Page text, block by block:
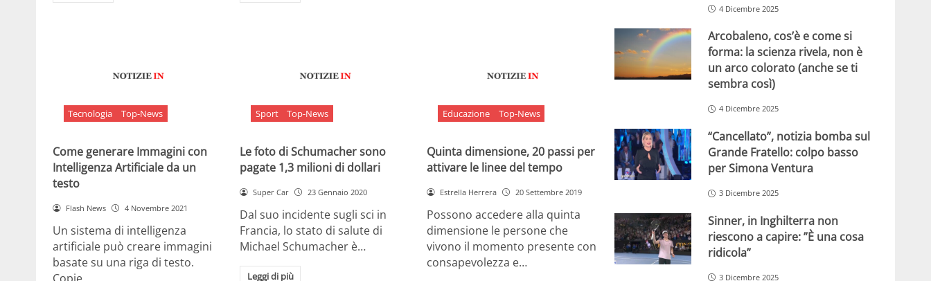
Tecnologia Top-News
Come generare Immagini con
Intelligenza Artificiale da un
testo
Flash News 4 Novembre 2021
Un sistema di intelligenza
artificiale può creare immagini
basate su una riga di testo.
Sport Top-News
Le foto di Schumacher sono
pagate 1,3 milioni di dollari
Super Car 23 Gennaio 2020
Dal suo incidente sugli sci in
Francia, lo stato di salute di
Michael Schumacher è…
Leggi di più
Educazione Top-News
Quinta dimensione, 20 passi per
attivare le linee del tempo
Estrella Herrera 20 Settembre 2019
Possono accedere alla quinta
dimensione le persone che
vivono il momento presente con
consapevolezza e…
4 Dicembre 2025
Arcobaleno, cos’è e come si
forma: la scienza rivela, non è
un arco colorato (anche se ti
sembra così)
4 Dicembre 2025
“Cancellato”, notizia bomba sul
Grande Fratello: colpo basso
per Simona Ventura
3 Dicembre 2025
Sinner, in Inghilterra non
riescono a capire: ”È una cosa
ridicola”
3 Dicembre 2025